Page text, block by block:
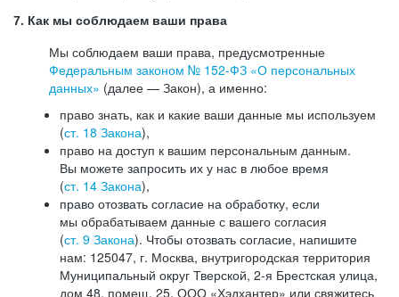
7. Как мы соблюдаем ваши права
Мы соблюдаем ваши права, предусмотренные
Федеральным законом № 152-ФЗ «О персональных
данных» (далее — Закон), а именно:
право знать, как и какие ваши данные мы используем
(ст. 18 Закона),
право на доступ к вашим персональным данным.
Вы можете запросить их у нас в любое время
(ст. 14 Закона),
право отозвать согласие на обработку, если
мы обрабатываем данные с вашего согласия
(ст. 9 Закона). Чтобы отозвать согласие, напишите
нам: 125047, г. Москва, внутригородская территория
Муниципальный округ Тверской, 2-я Брестская улица,
дом 48, помещ. 25, ООО «Хэдхантер» или свяжитесь